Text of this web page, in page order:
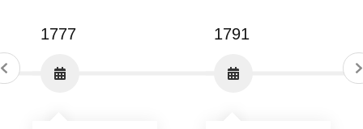
1777 1791